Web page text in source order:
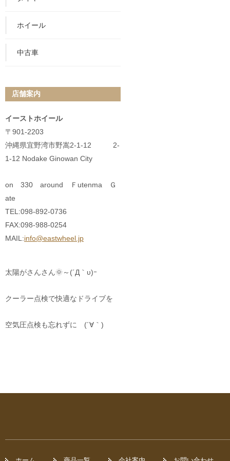
ホイール
中古車
店舗案内
イーストホイール
〒901-2203
沖縄県宜野湾市野嵩2-1-12 2-
1-12 Nodake Ginowan City
on 330 around Ｆutenma Ｇ
ate
TEL:098-892-0736
FAX:098-988-0254
MAIL:info@eastwheel.jp
太陽がさんさん🌞～(´Д｀υ)ｰ
クーラー点検で快適なドライブを
空気圧点検も忘れずに (´∀｀)